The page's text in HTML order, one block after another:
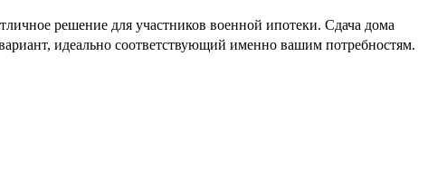
решение для участников военной ипотеки. Сдача дома
идеально соответствующий именно вашим потребностям.